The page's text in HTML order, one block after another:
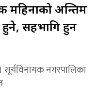
महिनाको अन्तिम
हुने, सहभागि हुन
सूर्यविनायक नगरपालिका